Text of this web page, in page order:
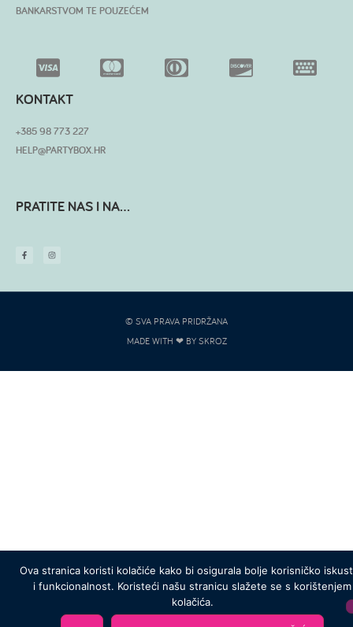
BANKARSTVOM TE POUZEĆEM
KONTAKT
+385 98 773 227
HELP@PARTYBOX.HR
PRATITE NAS I NA...
© SVA PRAVA PRIDRŽANA
MADE WITH ❤ BY SKROZ
Ova stranica koristi kolačiće kako bi osigurala bolje korisničko
i funkcionalnost. Koristeći našu stranicu slažete se s korištenjem
kolačića.